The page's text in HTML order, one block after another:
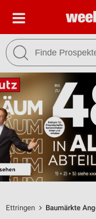
Ettringen Baumärkte